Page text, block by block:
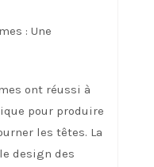
: Une
ont réussi à
pour produire
les têtes. La
design des